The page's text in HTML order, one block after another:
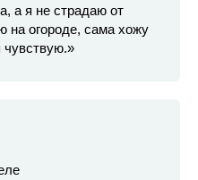
а я не страдаю от
на огороде, сама хожу
чувствую.»